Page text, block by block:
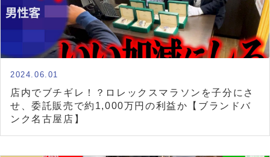
2024.06.01
店内でブチギレ！？ロレックスマラソンを子分にさ
せ、委託販売で約1,000万円の利益か【ブランドバ
ンク名古屋店】